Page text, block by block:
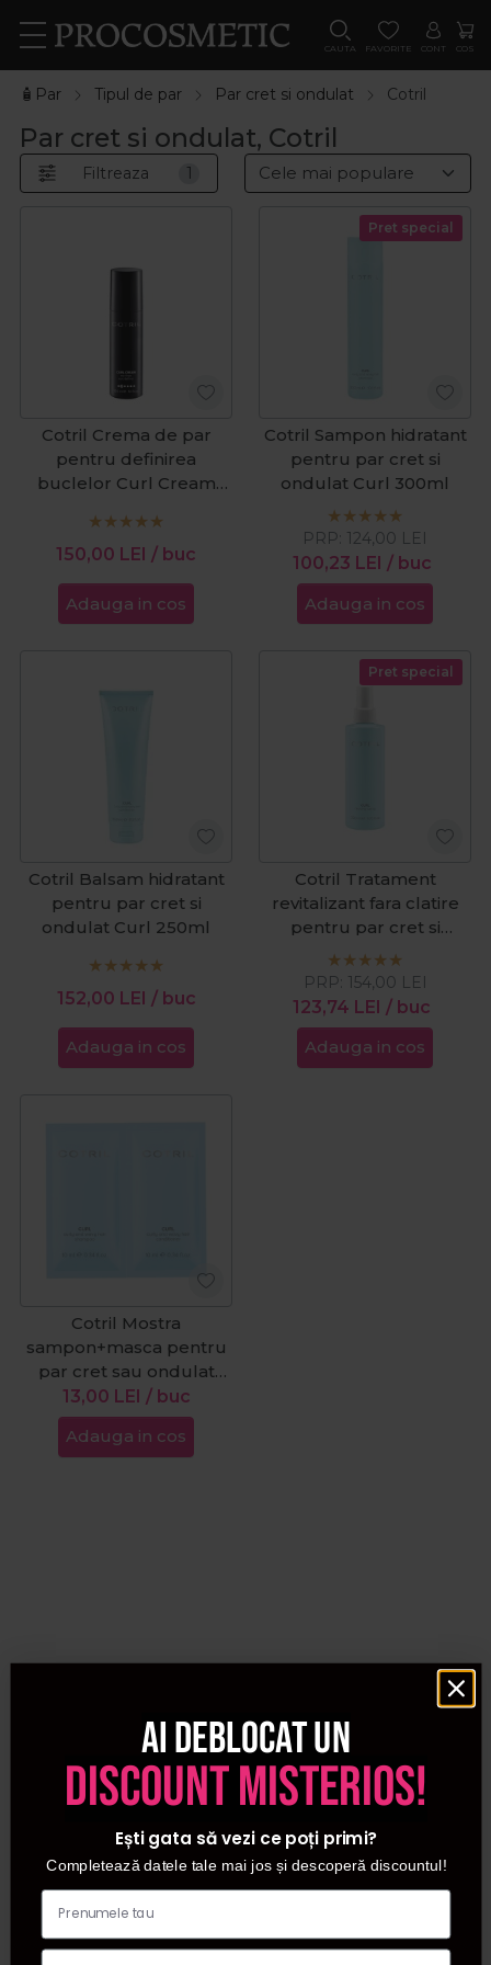
CAUTA FAVORITE CONT COS
🧴Par Tipul de par Par cret si ondulat Cotril
Par cret si ondulat, Cotril
Filtreaza 1
Cotril Crema de par
pentru definirea
buclelor Curl Cream
150,00 LEI / buc
Adauga in cos
Pret special
Cotril Sampon hidratant
pentru par cret si
ondulat Curl 300ml
100,23 LEI / buc
PRP: 124,00 LEI
Adauga in cos
Cotril Balsam hidratant
pentru par cret si
ondulat Curl 250ml
152,00 LEI / buc
Adauga in cos
Pret special
Cotril Tratament
revitalizant fara clatire
pentru par cret si
ondulat Curl Reviving
Spray 200ml
123,74 LEI / buc
PRP: 154,00 LEI
Adauga in cos
Cotril Mostra
sampon+masca pentru
par cret sau ondulat
Curl 20ml
13,00 LEI / buc
Adauga in cos
Ai deblocat un
discount misterios!
Ești gata să vezi ce poți primi?
Completează datele tale mai jos și descoperă discountul!